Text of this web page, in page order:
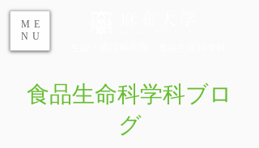
ME
NU
食品生命科学科ブロ
グ